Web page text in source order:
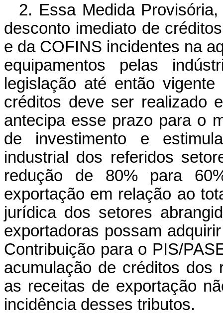
2. Essa Medida
desconto imediato de
e da COFINS incidentes na
equipamentos pelas
legislação até então
créditos deve ser realizado
antecipa esse prazo para o
de investimento e
industrial dos referidos
redução de 80% para
exportação em relação ao
jurídica dos setores
exportadoras possam
Contribuição para o PIS/
acumulação de créditos dos
as receitas de exportação
incidência desses tributos.